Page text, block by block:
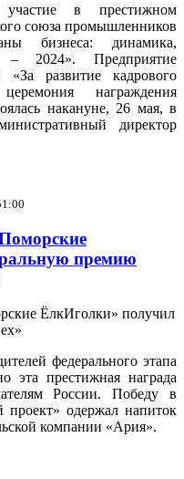
в престижном
союза промышленников
бизнеса: динамика,
– 2024». Предприятие
развитие кадрового
награждения
накануне, 26 мая, в
директор
премию
федерального этапа
эта престижная награда
России. Победу в
одержал напиток
компании «Ария».